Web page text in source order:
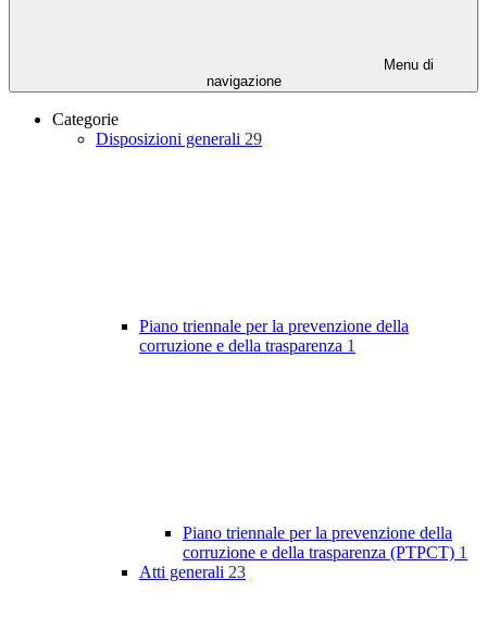
Menu di
navigazione
Categorie
Disposizioni generali 29
Piano triennale per la prevenzione della
corruzione e della trasparenza 1
Piano triennale per la prevenzione della
corruzione e della trasparenza (PTPCT) 1
Atti generali 23